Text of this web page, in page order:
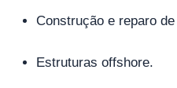
Construção e reparo
Estruturas offshore.